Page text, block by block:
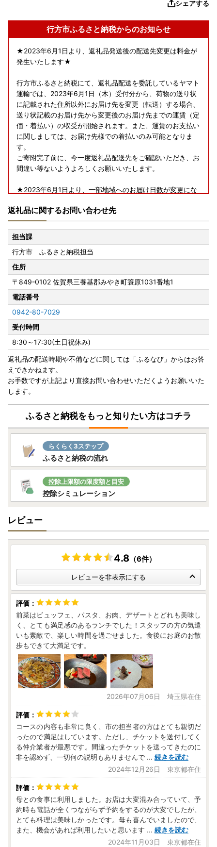
シェアする
行方市ふるさと納税からのお知らせ
★2023年6月1日より、返礼品発送後の配送先変更は料金が
発生いたします★
行方市ふるさと納税にて、返礼品配送を委託しているヤマト
運輸では、2023年6月1日（木）受付分から、荷物の送り状
に記載された住所以外にお届け先を変更（転送）する場合、
送り状記載のお届け先から変更後のお届け先までの運賃（定
価・着払い）の収受が開始されます。また、運賃のお支払い
に関しましては、お届け先様での着払いのみ可能となりま
す。
ご寄附完了前に、今一度返礼品配送先をご確認いただき、お
間違い等ないようよろしくお願いいたします。
★2023年6月1日より、一部地域へのお届け日数が変更にな
行方市ふるさと納税にて、返礼品配送を委託しているヤマト
運輸では、2023年6月1日（木）受付分から、下記の地域へ
のお届け日数および時間指定帯が変更となります。
賞味期限が短い一部返礼品（クール便配送）につきまして
は、下記対象地域含む一部地域へは配送できないこともござ
いますので、予めご了承くださいますよう、お願い申し上げ
ます。
＜対象地域＞
・島根県（松江市、安来市のみ対象）、広島県（福山市のみ
対象）、鳥取県、岡山県、徳島県、香川県、愛媛県、高知県
■書類の送付について■
寄附金受領証明書、及びワンストップ特例申請書はお申し込
み完了後、2週間から1ヶ月ほどでお送りいたします。
※お申し込み状況により前後する場合がございます。あらか
じめご了承ください。
■寄附金税額控除に係る申告特例申請書（ワンストップ特例
申請書）の送付について ■
せて期限内に下記へご郵送下さい。
〒311-3892 茨城県行方市麻生1561番地9
行方市ふるさと応援寄附金事務局
（行方市企画部魅力発信課）
返礼品に関するお問い合わせ先
担当課
行方市 ふるさと納税担当
住所
〒849-0102 佐賀県三養基郡みやき町簑原1031番地1
電話番号
0942-80-7029
受付時間
8:30～17:30(土日祝休み)
返礼品の配送時期や不備などに関しては「ふるなび」からはお答
えできかねます。
お手数ですが上記より直接お問い合わせいただくようお願いいた
します。
ふるさと納税をもっと知りたい方はコチラ
らくらく3ステップ
ふるさと納税の流れ
控除上限額の限度額と目安
控除シミュレーション
レビュー
4.8 （6件）
レビューを非表示にする
前菜はビュッフェ、パスタ、お肉、デザートとどれも美味し
く、とても満足感のあるランチでした！スタッフの方の気遣
いも素敵で、楽しい時間を過ごせました。食後にお庭のお散
歩もできて大満足です。
2026年07月06日 埼玉県在住
コースの内容も非常に良く、市の担当者の方はとても親切だ
ったので満足はしています。ただし、チケットを送付してく
る仲介業者が最悪です。間違ったチケットを送ってきたのに
非を認めず、一切何の説明もありませんで ... 続きを読む
2024年12月26日 東京都在住
母との食事に利用しました。お店は大変混み合っていて、予
約時も電話が全くつながらず予約をするのが大変でしたが、
とても料理は美味しかったです。母も喜んでいましたので、
また、機会があれば利用したいと思います ... 続きを読む
2024年11月03日 東京都在住